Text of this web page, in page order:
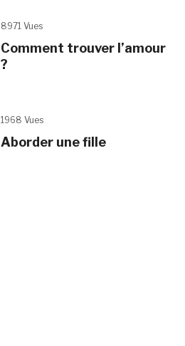
8971 Vues
Comment trouver l’amour
?
1968 Vues
Aborder une fille